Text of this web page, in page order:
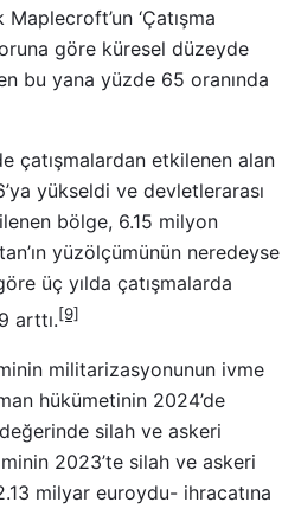
‘Çatışma
göre küresel düzeyde
bu yana yüzde 65 oranında
çatışmalardan etkilenen alan
yükseldi ve devletlerarası
bölge, 6.15 milyon
yüzölçümünün neredeyse
üç yılda çatışmalarda
arttı.[9]
militarizasyonunun ivme
hükümetinin 2024’de
silah ve askeri
2023’te silah ve askeri
milyar euroydu- ihracatına